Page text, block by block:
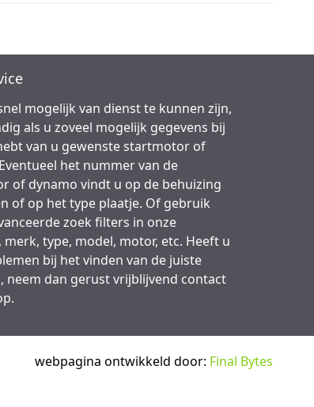
mogelijk van dienst te kunnen zijn,
als u zoveel mogelijk gegevens bij
van u gewenste startmotor of
het nummer van de
of dynamo vindt u op de behuizing
of op het type plaatje. Of gebruik
zoek filters in onze
merk, type, model, motor, etc. Heeft u
bij het vinden van de juiste
neem dan gerust vrijblijvend contact
webpagina ontwikkeld door: Final Bytes